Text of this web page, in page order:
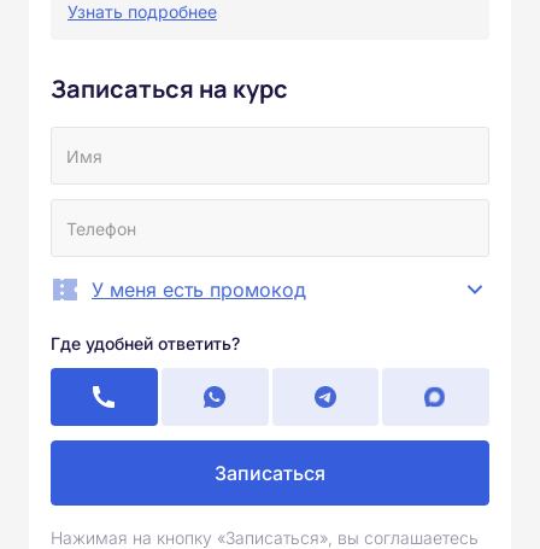
Узнать подробнее
Записаться на курс
У меня есть промокод
Где удобней ответить?
Записаться
Нажимая на кнопку «Записаться», вы соглашаетесь